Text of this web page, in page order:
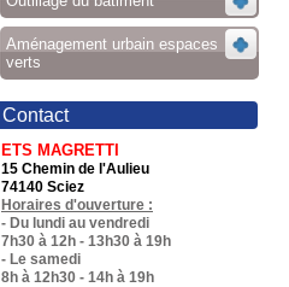
Aménagement urbain espaces
verts
Contact
ETS MAGRETTI
15 Chemin de l'Aulieu
74140 Sciez
Horaires d'ouverture :
- Du lundi au vendredi
7h30 à 12h - 13h30 à 19h
- Le samedi
8h à 12h30 - 14h à 19h